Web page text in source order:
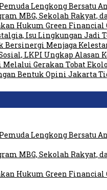
Pemuda Lengkong Bersatu
MBG, Sekolah Rakyat,
Hukum Green
Isu Lingkungan Jadi
Bersinergi Menjaga
LKPI Ungkap Alasan
Melalui Gerakan Tobat
Bentuk Opini Jakarta
Pemuda Lengkong Bersatu
MBG, Sekolah Rakyat,
Hukum Green